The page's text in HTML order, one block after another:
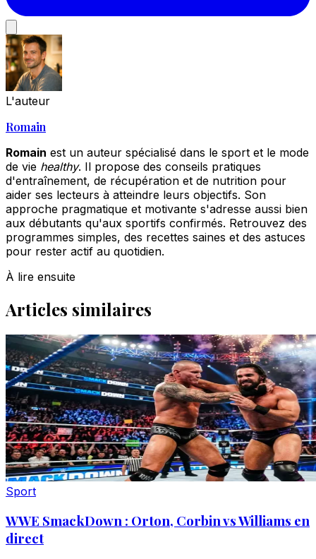
L'auteur
Romain
Romain est un auteur spécialisé dans le sport et le mode
de vie healthy. Il propose des conseils pratiques
d'entraînement, de récupération et de nutrition pour
aider ses lecteurs à atteindre leurs objectifs. Son
approche pragmatique et motivante s'adresse aussi bien
aux débutants qu'aux sportifs confirmés. Retrouvez des
programmes simples, des recettes saines et des astuces
pour rester actif au quotidien.
À lire ensuite
Articles similaires
Sport
WWE SmackDown : Orton, Corbin vs Williams en
direct